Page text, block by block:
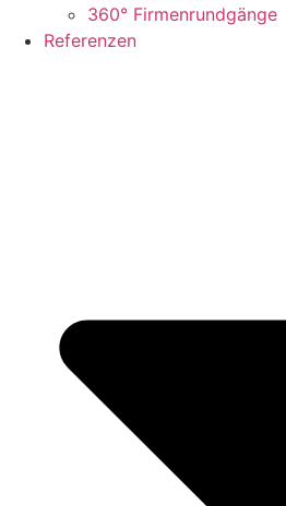
360° Firmenrundgänge
Referenzen